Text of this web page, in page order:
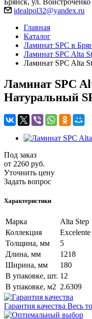
Брянск, ул.
idealpol32@yandex.ru
Главная
Каталог
Ламинат SPC в
Ламинат SPC Alta
Ламинат SPC Alta
Ламинат SPC
Натуральный
Под заказ
от 2260 руб.
Уточнить цену
Задать вопрос
Характеристики
Марка
Alta Step
Коллекция
Excelente
Толщина, мм
5
Длина, мм
1218
Ширина, мм
180
В упаковке, шт. 12
В упаковке, м2 2.6309
Гарантия качества Весь